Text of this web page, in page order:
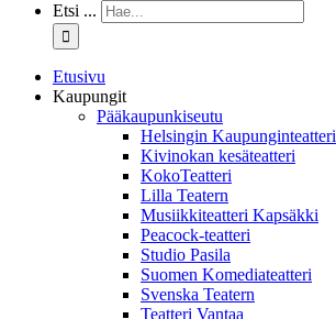
Etsi ...
Etusivu
Kaupungit
Pääkaupunkiseutu
Helsingin Kaupunginteatteri
Kivinokan kesäteatteri
KokoTeatteri
Lilla Teatern
Musiikkiteatteri Kapsäkki
Peacock-teatteri
Studio Pasila
Suomen Komediateatteri
Svenska Teatern
Teatteri Vantaa